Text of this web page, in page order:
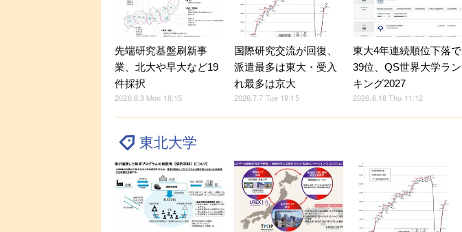
先端研究基盤刷新事
業、北大や早大など19
件採択
2026.8.3 Mon 18:15
国際研究交流が回復、
派遣最多は東大・受入
れ最多は京大
2026.7.7 Tue 19:15
東大4年連続順位下落で
39位、QS世界大学ラン
キング2027
2026.6.18 Thu 11:12
東北大学